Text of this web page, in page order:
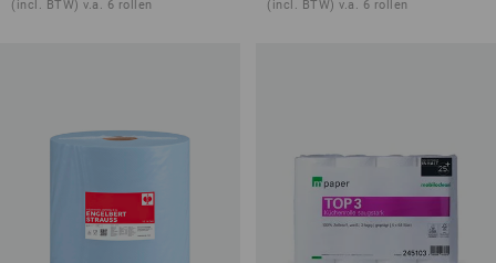
(incl. BTW) v.a. 6 rollen (incl. BTW) v.a. 6 rollen